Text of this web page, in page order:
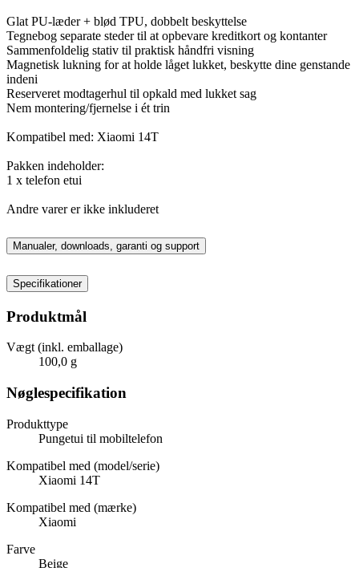
Glat PU-læder + blød TPU, dobbelt beskyttelse
Tegnebog separate steder til at opbevare kreditkort og kontanter
Sammenfoldelig stativ til praktisk håndfri visning
Magnetisk lukning for at holde låget lukket, beskytte dine genstande
indeni
Reserveret modtagerhul til opkald med lukket sag
Nem montering/fjernelse i ét trin
Kompatibel med: Xiaomi 14T
Pakken indeholder:
1 x telefon etui
Andre varer er ikke inkluderet
Manualer, downloads, garanti og support
Specifikationer
Produktmål
Vægt (inkl. emballage)
100,0 g
Nøglespecifikation
Produkttype
Pungetui til mobiltelefon
Kompatibel med (model/serie)
Xiaomi 14T
Kompatibel med (mærke)
Xiaomi
Farve
Beige